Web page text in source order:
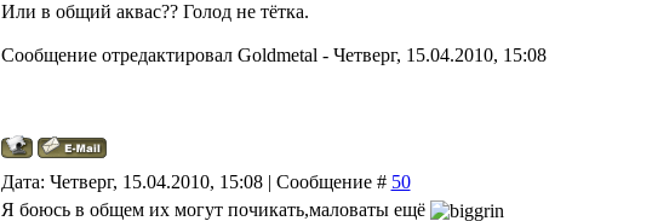
Или в общий аквас?? Голод не тётка.
Сообщение отредактировал Goldmetal - Четверг, 15.04.2010, 15:08
Дата: Четверг, 15.04.2010, 15:08 | Сообщение # 50
Я боюсь в общем их могут почикать,маловаты ещё